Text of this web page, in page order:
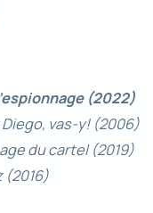
(2022)
Diego, vas-y! (2006)
du cartel (2019)
(2016)